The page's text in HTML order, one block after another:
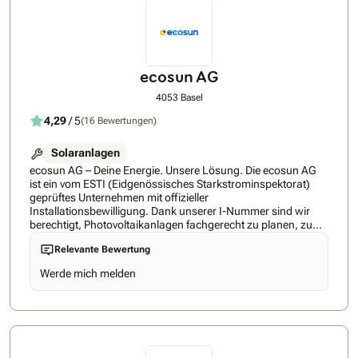
eine erfolgreiche Umsetzung Ihrer Photovoltaikprojekte!
ecosun AG
4053 Basel
4,29/ 5(16 Bewertungen)
Solaranlagen
ecosun AG – Deine Energie. Unsere Lösung. Die ecosun AG
ist ein vom ESTI (Eidgenössisches Starkstrominspektorat)
geprüftes Unternehmen mit offizieller
Installationsbewilligung. Dank unserer I-Nummer sind wir
berechtigt, Photovoltaikanlagen fachgerecht zu planen, zu
installieren und in Betrieb zu nehmen. Unser Team besteht
aus über 30 Fachleuten darunter eigene Dachdecker,
Solateure, Kundenberater und Elektromeister. Wir setzen
konsequent auf eigene, geschulte Mitarbeitende, keine
Subunternehmer. So erhalten Sie alles aus einer Hand: vom
Erfahrung. Bei uns gehen Sie kein Risiko ein: Sie zahlen erst,
Relevante Bewertung
Werde mich melden